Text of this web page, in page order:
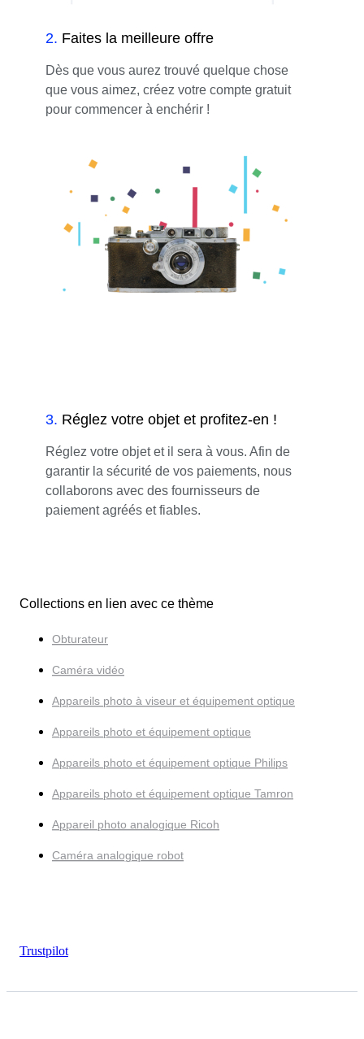
2. Faites la meilleure offre
Dès que vous aurez trouvé quelque chose
que vous aimez, créez votre compte gratuit
pour commencer à enchérir !
3. Réglez votre objet et profitez-en !
Réglez votre objet et il sera à vous. Afin de
garantir la sécurité de vos paiements, nous
collaborons avec des fournisseurs de
paiement agréés et fiables.
Collections en lien avec ce thème
Obturateur
Caméra vidéo
Appareils photo à viseur et équipement optique
Appareils photo et équipement optique
Appareils photo et équipement optique Philips
Appareils photo et équipement optique Tamron
Appareil photo analogique Ricoh
Caméra analogique robot
Trustpilot